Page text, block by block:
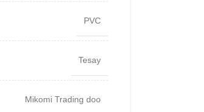
PVC
Tesay
Mikomi Trading doo